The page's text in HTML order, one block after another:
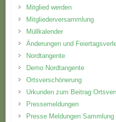
Mitglied werden
Mitgliederversammlung
Müllkalender
Änderungen und
Nordtangente
Demo Nordtangente
Ortsverschönerung
Urkunden zum Beitrag
Pressemeldungen
Presse Meldungen Sammlung